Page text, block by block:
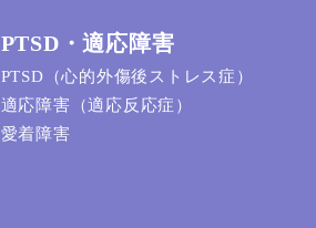
PTSD・適応障害
PTSD（心的外傷後ストレス症）
適応障害（適応反応症）
愛着障害